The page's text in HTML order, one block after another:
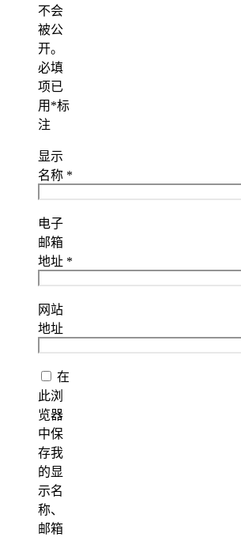
不会
被公
开。
必填
项已
用 *标
注
显示
名称 *
电子
邮箱
地址 *
网站
地址
在
此浏
览器
中保
存我
的显
示名
称、
邮箱